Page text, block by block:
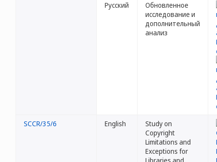
Русский
Обновленное
исследование и
дополнительный
анализ
SCCR/35/6 English
Study on
Copyright
Limitations and
Exceptions for